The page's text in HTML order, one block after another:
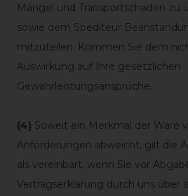
Mängel und Transportschäden zu
sowie dem Spediteur
mitzuteilen. Kommen Sie dem
Auswirkung auf Ihre gesetzlichen
Gewährleistungsansprüche.
(4) Soweit ein Merkmal der Ware
Anforderungen abweicht, gilt die
als vereinbart, wenn Sie vor
Vertragserklärung durch uns über